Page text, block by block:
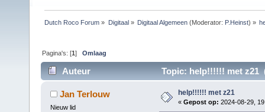
Dutch Roco Forum » Digitaal» Digitaal Algemeen(Moderator: P.Heinst) »
Pagina's: [1]Omlaag
Auteur Topic: help!!!!!! met z21
Jan Terlouw
Nieuw lid
help!!!!!! met z21
« Gepost op: 2024-08-29,